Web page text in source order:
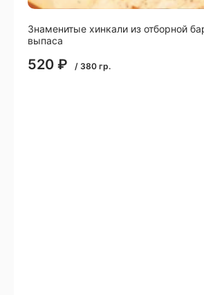
Знаменитые xинкали из отборной
выпаса
520 ₽ / 380 гр.